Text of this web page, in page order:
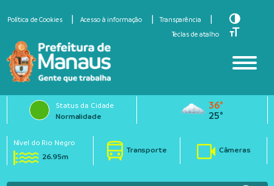
Política de Cookies Acesso à informação
Transparência
Teclas de atalho
Toggle
Toggle
Status da Cidade
Normalidade
36°
25°
Nível do Rio Negro
26.95m
Transporte Câmeras